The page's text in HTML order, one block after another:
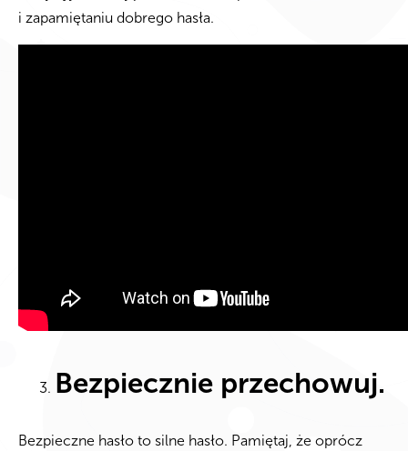
i zapamiętaniu dobrego hasła.
Bezpiecznie przechowuj.
Bezpieczne hasło to silne hasło. Pamiętaj, że oprócz